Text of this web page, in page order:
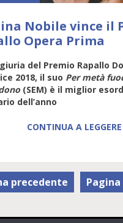
Nobile vince il
Opera Prima
del Premio Rapallo
2018, il suo Per metà
(SEM) è il miglior
dell’anno
CONTINUA A LEGGERE
precedente Pagina